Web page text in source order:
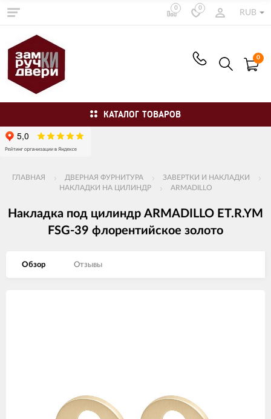
0 0
RUB
0
КАТАЛОГ ТОВАРОВ
ГЛАВНАЯ ДВЕРНАЯ ФУРНИТУРА
ЗАВЕРТКИ И НАКЛАДКИ
НАКЛАДКИ НА ЦИЛИНДР
ARMADILLO
Накладка под цилиндр ARMADILLO ET.R.YM
FSG-39 флорентийское золото
Обзор Отзывы